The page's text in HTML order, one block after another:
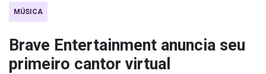
MÚSICA
Brave Entertainment anuncia seu
primeiro cantor virtual